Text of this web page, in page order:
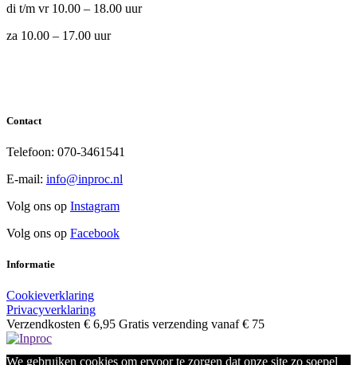
di t/m vr 10.00 – 18.00 uur
za 10.00 – 17.00 uur
Contact
Telefoon: 070-3461541
E-mail: info@inproc.nl
Volg ons op Instagram
Volg ons op Facebook
Informatie
Cookieverklaring
Privacyverklaring
Verzendkosten € 6,95 Gratis verzending vanaf € 75
We gebruiken cookies om ervoor te zorgen dat onze site zo soepel